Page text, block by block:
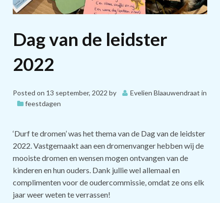
Dag van de leidster
2022
Posted on 13 september, 2022 by Evelien Blaauwendraat in
feestdagen
‘Durf te dromen’ was het thema van de Dag van de leidster
2022. Vastgemaakt aan een dromenvanger hebben wij de
mooiste dromen en wensen mogen ontvangen van de
kinderen en hun ouders. Dank jullie wel allemaal en
complimenten voor de oudercommissie, omdat ze ons elk
jaar weer weten te verrassen!